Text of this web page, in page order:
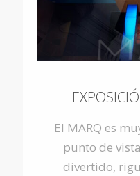
El MARQ es
punto de
divertido,